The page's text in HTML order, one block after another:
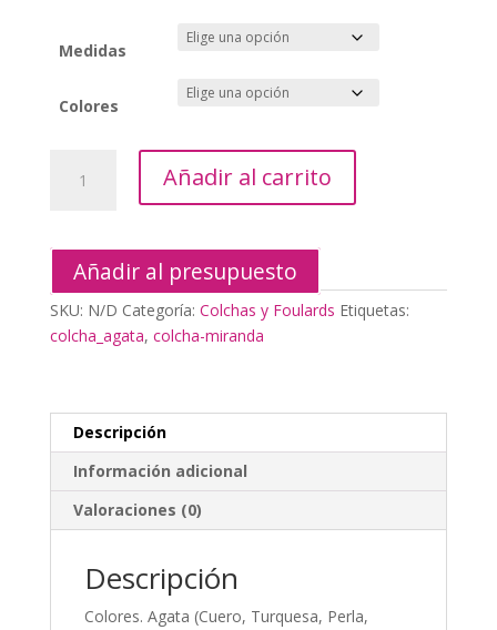
Medidas
Colores
MIRANDA
Añadir al carrito
Añadir al presupuesto
SKU: N/D Categoría: Colchas y Foulards Etiquetas:
colcha_agata, colcha-miranda
Descripción
Información adicional
Valoraciones (0)
Descripción
Colores. Agata (Cuero, Turquesa, Perla,